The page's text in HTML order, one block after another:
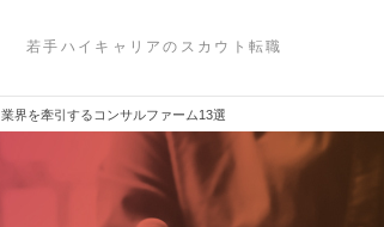
若手ハイキャリアのスカウト転職
業界を牽引するコンサルファーム13選